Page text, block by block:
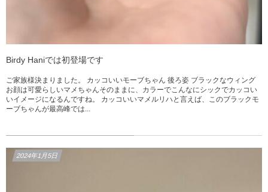
Birdy Haniでは初登場です
ご家族様決まりました。 カッコいいモーブちゃん 後ろ姿 ブラックなウィング
お顔は可愛らしいマメちゃんそのままに、カラーでこんなにシックでカッコい
いイメージになるんですね。 カッコいいマメルリハと言えば、このブラックモ
ーブちゃんが最高峰では...
2024年1月5日